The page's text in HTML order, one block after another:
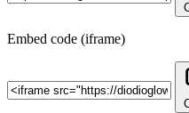
Embed code (iframe)